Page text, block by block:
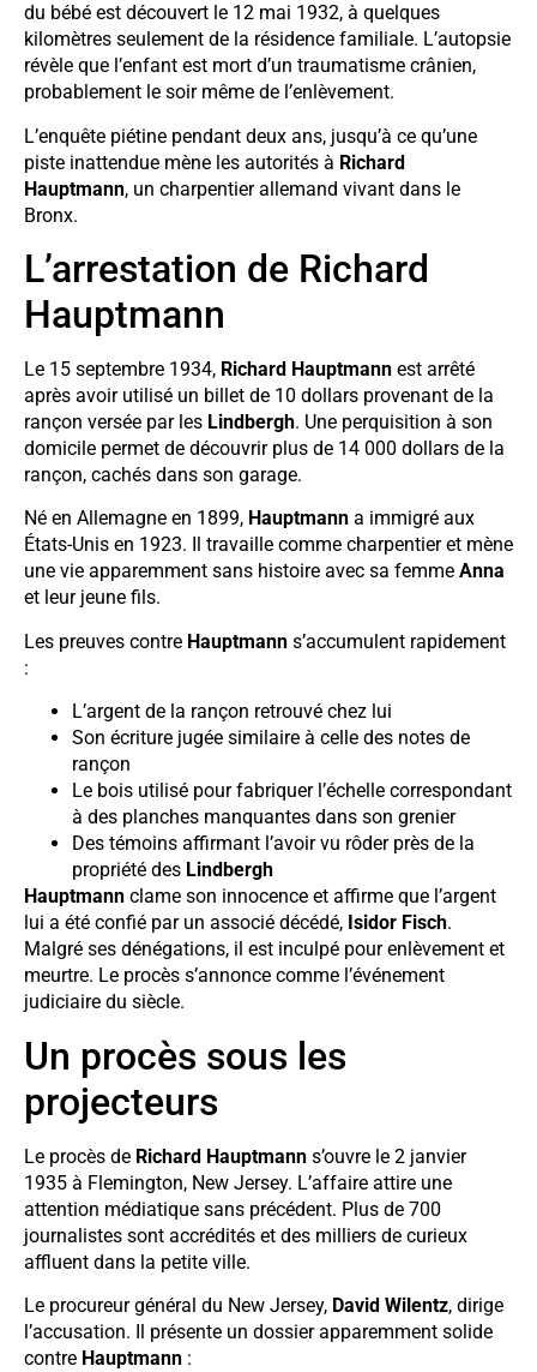
du bébé est découvert le 12 mai 1932, à quelques
kilomètres seulement de la résidence familiale. L’autopsie
révèle que l’enfant est mort d’un traumatisme crânien,
probablement le soir même de l’enlèvement.
L’enquête piétine pendant deux ans, jusqu’à ce qu’une
piste inattendue mène les autorités à Richard
Hauptmann, un charpentier allemand vivant dans le
Bronx.
L’arrestation de Richard
Hauptmann
Le 15 septembre 1934, Richard Hauptmann est arrêté
après avoir utilisé un billet de 10 dollars provenant de la
rançon versée par les Lindbergh. Une perquisition à son
domicile permet de découvrir plus de 14 000 dollars de la
rançon, cachés dans son garage.
Né en Allemagne en 1899, Hauptmann a immigré aux
États-Unis en 1923. Il travaille comme charpentier et mène
une vie apparemment sans histoire avec sa femme Anna
et leur jeune fils.
Les preuves contre Hauptmann s’accumulent rapidement
:
L’argent de la rançon retrouvé chez lui
Son écriture jugée similaire à celle des notes de
rançon
Le bois utilisé pour fabriquer l’échelle correspondant
à des planches manquantes dans son grenier
Des témoins affirmant l’avoir vu rôder près de la
propriété des Lindbergh
Hauptmann clame son innocence et affirme que l’argent
lui a été confié par un associé décédé, Isidor Fisch.
Malgré ses dénégations, il est inculpé pour enlèvement et
meurtre. Le procès s’annonce comme l’événement
judiciaire du siècle.
Un procès sous les
projecteurs
Le procès de Richard Hauptmann s’ouvre le 2 janvier
1935 à Flemington, New Jersey. L’affaire attire une
attention médiatique sans précédent. Plus de 700
journalistes sont accrédités et des milliers de curieux
affluent dans la petite ville.
Le procureur général du New Jersey, David Wilentz, dirige
l’accusation. Il présente un dossier apparemment solide
contre Hauptmann :